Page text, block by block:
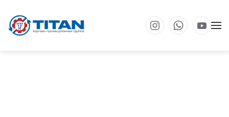
Перейти к основному содержанию